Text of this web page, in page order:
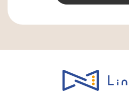
「Googleアドセンス」
すが、Cookieを使用する